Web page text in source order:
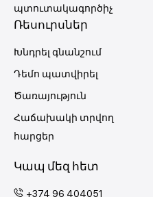
պտուտակագործիչ
Ռեսուրսներ
Խնդրել գնանշում
Դեմո պատվիրել
Ծառայություն
Հաճախակի տրվող
հարցեր
Կապ մեզ հետ
+374 96 404051